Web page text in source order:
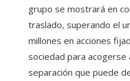
grupo se mostrará en
traslado, superando el
millones en acciones
sociedad para acogerse
separación que puede